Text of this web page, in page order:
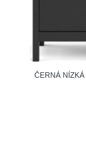
ČERNÁ